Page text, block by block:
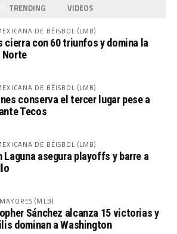
TRENDING VIDEOS
DE BÉISBOL (LMB)
cierra con 60 triunfos y domina la
Norte
DE BÉISBOL (LMB)
conserva el tercer lugar pese a
Tecos
DE BÉISBOL (LMB)
Laguna asegura playoffs y barre a
(MLB)
Sánchez alcanza 15 victorias y
dominan a Washington